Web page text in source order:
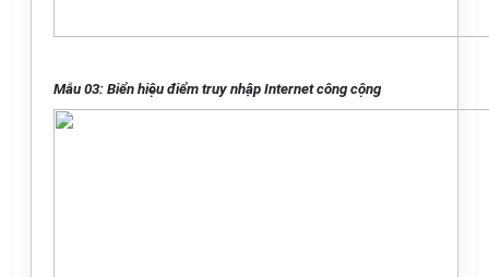
Mẫu 03: Biển hiệu điểm truy nhập Internet công cộng